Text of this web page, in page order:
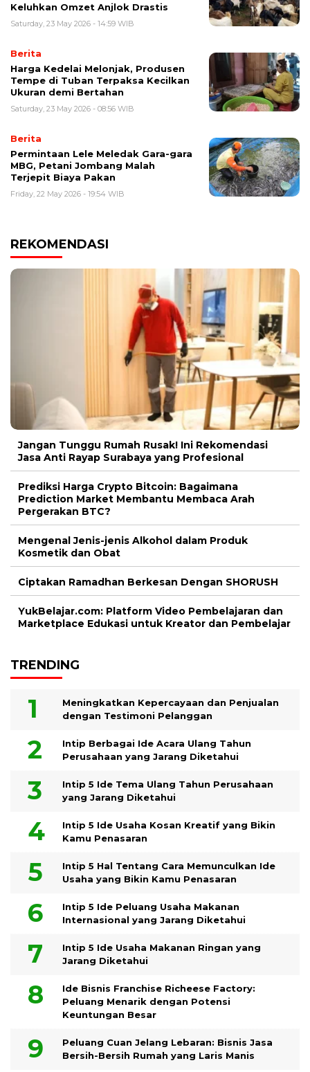
Keluhkan Omzet Anjlok Drastis
Saturday, 23 May 2026 - 14:59 WIB
Berita
Harga Kedelai Melonjak, Produsen
Tempe di Tuban Terpaksa Kecilkan
Ukuran demi Bertahan
Saturday, 23 May 2026 - 08:56 WIB
Berita
Permintaan Lele Meledak Gara-gara
MBG, Petani Jombang Malah
Terjepit Biaya Pakan
Friday, 22 May 2026 - 19:54 WIB
REKOMENDASI
Jangan Tunggu Rumah Rusak! Ini Rekomendasi
Jasa Anti Rayap Surabaya yang Profesional
Prediksi Harga Crypto Bitcoin: Bagaimana
Prediction Market Membantu Membaca Arah
Pergerakan BTC?
Mengenal Jenis-jenis Alkohol dalam Produk
Kosmetik dan Obat
Ciptakan Ramadhan Berkesan Dengan SHORUSH
YukBelajar.com: Platform Video Pembelajaran dan
Marketplace Edukasi untuk Kreator dan Pembelajar
TRENDING
Meningkatkan Kepercayaan dan Penjualan
dengan Testimoni Pelanggan
Intip Berbagai Ide Acara Ulang Tahun
Perusahaan yang Jarang Diketahui
Intip 5 Ide Tema Ulang Tahun Perusahaan
yang Jarang Diketahui
Intip 5 Ide Usaha Kosan Kreatif yang Bikin
Kamu Penasaran
Intip 5 Hal Tentang Cara Memunculkan Ide
Usaha yang Bikin Kamu Penasaran
Intip 5 Ide Peluang Usaha Makanan
Internasional yang Jarang Diketahui
Intip 5 Ide Usaha Makanan Ringan yang
Jarang Diketahui
Ide Bisnis Franchise Richeese Factory:
Peluang Menarik dengan Potensi
Keuntungan Besar
Peluang Cuan Jelang Lebaran: Bisnis Jasa
Bersih-Bersih Rumah yang Laris Manis